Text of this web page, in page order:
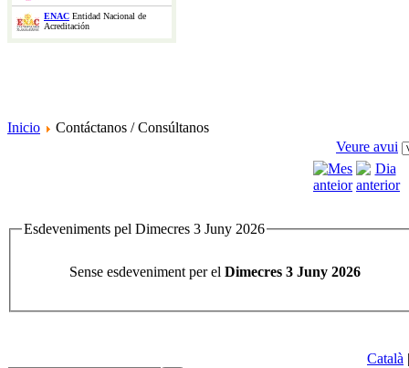
ENAC Entidad Nacional de
Acreditación
Inicio
Contáctanos / Consúltanos
Veure avui
Esdeveniments pel Dimecres 3 Juny 2026
Sense esdeveniment per el Dimecres 3 Juny 2026
Català